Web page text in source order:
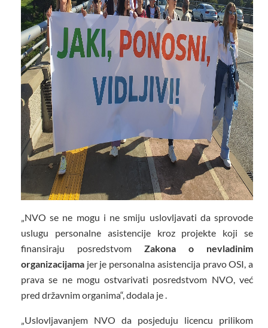
„NVO se ne mogu i ne smiju uslovljavati da sprovode
uslugu personalne asistencije kroz projekte koji se
finansiraju posredstvom Zakona o nevladinim
organizacijama jer je personalna asistencija pravo OSI, a
prava se ne mogu ostvarivati posredstvom NVO, već
pred državnim organima“, dodala je .
„Uslovljavanjem NVO da posjeduju licencu prilikom